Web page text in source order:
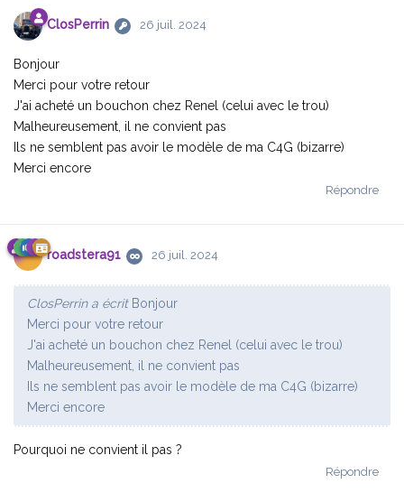
ClosPerrin 26 juil. 2024
Bonjour
Merci pour votre retour
J'ai acheté un bouchon chez Renel (celui avec le trou)
Malheureusement, il ne convient pas
Ils ne semblent pas avoir le modèle de ma C4G (bizarre)
Merci encore
Répondre
roadstera91 26 juil. 2024
ClosPerrin a écritBonjour
Merci pour votre retour
J'ai acheté un bouchon chez Renel (celui avec le trou)
Malheureusement, il ne convient pas
Ils ne semblent pas avoir le modèle de ma C4G (bizarre)
Merci encore
Pourquoi ne convient il pas ?
Répondre